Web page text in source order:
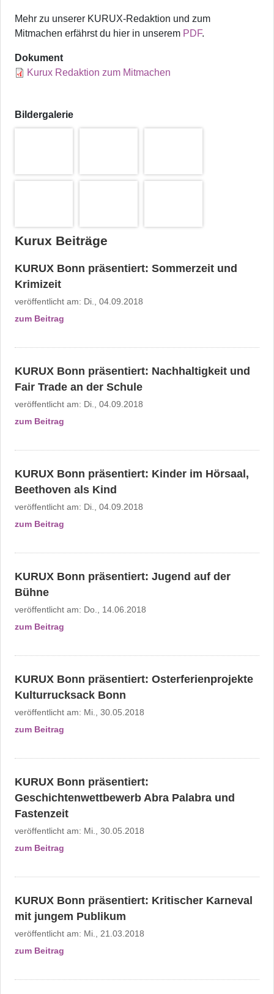
Mehr zu unserer KURUX-Redaktion und zum
Mitmachen erfährst du hier in unserem PDF.
Dokument
Kurux Redaktion zum Mitmachen
Bildergalerie
Kurux Beiträge
KURUX Bonn präsentiert: Sommerzeit und
Krimizeit
veröffentlicht am: Di., 04.09.2018
zum Beitrag
KURUX Bonn präsentiert: Nachhaltigkeit und
Fair Trade an der Schule
veröffentlicht am: Di., 04.09.2018
zum Beitrag
KURUX Bonn präsentiert: Kinder im Hörsaal,
Beethoven als Kind
veröffentlicht am: Di., 04.09.2018
zum Beitrag
KURUX Bonn präsentiert: Jugend auf der
Bühne
veröffentlicht am: Do., 14.06.2018
zum Beitrag
KURUX Bonn präsentiert: Osterferienprojekte
Kulturrucksack Bonn
veröffentlicht am: Mi., 30.05.2018
zum Beitrag
KURUX Bonn präsentiert:
Geschichtenwettbewerb Abra Palabra und
Fastenzeit
veröffentlicht am: Mi., 30.05.2018
zum Beitrag
KURUX Bonn präsentiert: Kritischer Karneval
mit jungem Publikum
veröffentlicht am: Mi., 21.03.2018
zum Beitrag